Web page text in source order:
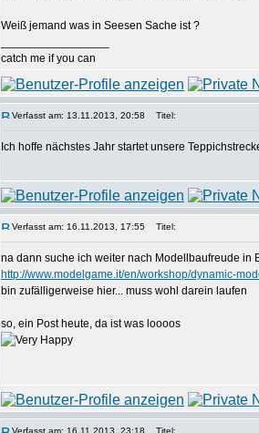
Weiß jemand was in Seesen Sache ist ?
catch me if you can
Verfasst am: 13.11.2013, 20:58 Titel:
Ich hoffe nächstes Jahr startet unsere
Verfasst am: 16.11.2013, 17:55 Titel:
na dann suche ich weiter nach Modellbaufreude in
http://www.modelgame.it/en/workshop/dynamic-
bin zufälligerweise hier... muss wohl darein laufen
so, ein Post heute, da ist was loooos
Verfasst am: 16.11.2013, 23:18 Titel: